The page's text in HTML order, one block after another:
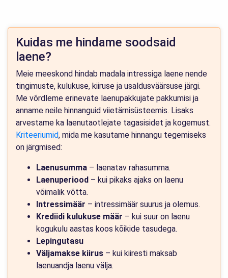
Kuidas me hindame soodsaid
laene?
Meie meeskond hindab madala intressiga laene nende
tingimuste, kulukuse, kiiruse ja usaldusväärsuse järgi.
Me võrdleme erinevate laenupakkujate pakkumisi ja
anname neile hinnanguid viietärnisüsteemis. Lisaks
arvestame ka laenutaotlejate tagasisidet ja kogemust.
Kriteeriumid, mida me kasutame hinnangu tegemiseks
on järgmised:
Laenusumma – laenatav rahasumma.
Laenuperiood – kui pikaks ajaks on laenu
võimalik võtta.
Intressimäär – intressimäär suurus ja olemus.
Krediidi kulukuse määr – kui suur on laenu
kogukulu aastas koos kõikide tasudega.
Lepingutasu
Väljamakse kiirus – kui kiiresti maksab
laenuandja laenu välja.